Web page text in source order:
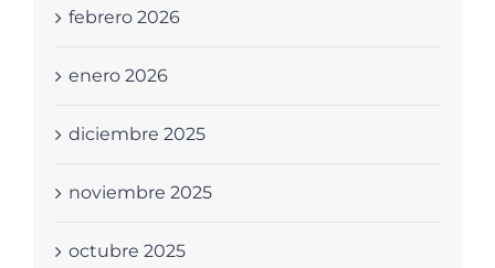
febrero 2026
enero 2026
diciembre 2025
noviembre 2025
octubre 2025